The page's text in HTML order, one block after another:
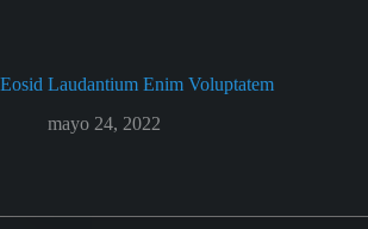
Eosid Laudantium Enim Voluptatem
mayo 24, 2022